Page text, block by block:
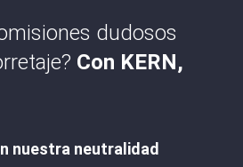
dudosos
Con KERN,
nuestra neutralidad